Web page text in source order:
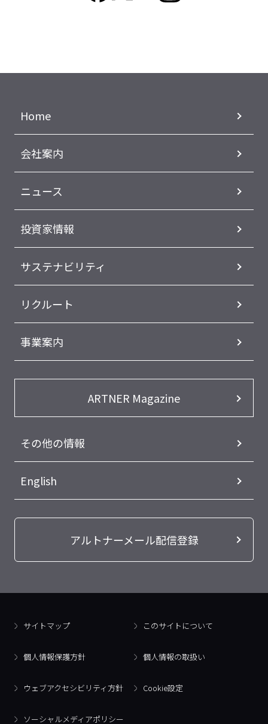
Home
会社案内
ニュース
投資家情報
サステナビリティ
リクルート
事業案内
ARTNER Magazine
その他の情報
English
アルトナーメール配信登録
サイトマップ このサイトについて
個人情報保護方針 個人情報の取扱い
ウェブアクセシビリティ方針 Cookie設定
ソーシャルメディアポリシー